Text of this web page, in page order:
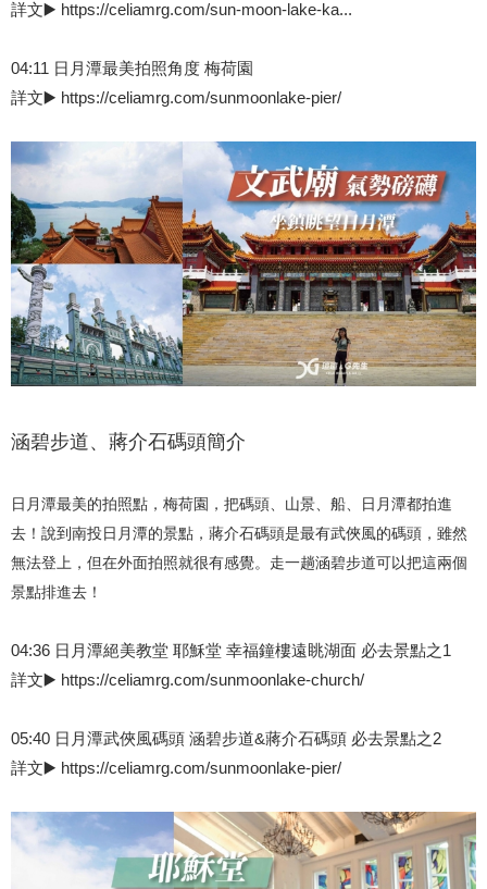
詳文▶️ https://celiamrg.com/sun-moon-lake-ka...
04:11 日月潭最美拍照角度 梅荷園
詳文▶️ https://celiamrg.com/sunmoonlake-pier/
涵碧步道、蔣介石碼頭簡介
日月潭最美的拍照點，梅荷園，把碼頭、山景、船、日月潭都拍進
去！說到南投日月潭的景點，蔣介石碼頭是最有武俠風的碼頭，雖然
無法登上，但在外面拍照就很有感覺。走一趟涵碧步道可以把這兩個
景點排進去！
04:36 日月潭絕美教堂 耶穌堂 幸福鐘樓遠眺湖面 必去景點之1
詳文▶️ https://celiamrg.com/sunmoonlake-church/
05:40 日月潭武俠風碼頭 涵碧步道&蔣介石碼頭 必去景點之2
詳文▶️ https://celiamrg.com/sunmoonlake-pier/